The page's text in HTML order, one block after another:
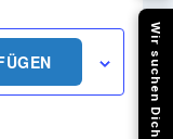
Wir suchen Dich